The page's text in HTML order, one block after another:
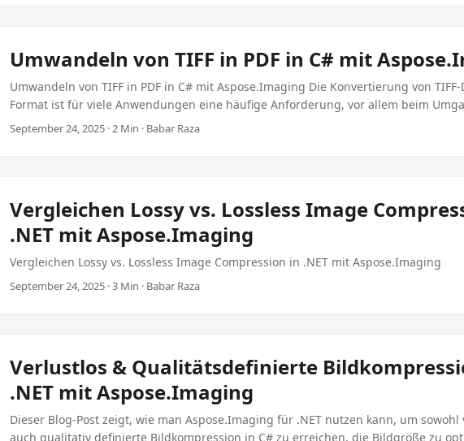
Umwandeln von TIFF in PDF in C# mit
Umwandeln von TIFF in PDF in C# mit Aspose.Imaging Die Konvertierung von TIFF-
Format ist für viele Anwendungen eine häufige Anforderung, vor allem beim
Dokumente oder High-Resolution-Bilder. Dieser Tutorial wird Sie durch den Prozess
Konvertierung von Filen TifF in pdf mit C#, die leistungsfähigen Funktionen der
ermöglichen Verschlüsselung und Passwortschutz, um sicherzustellen, dass Ihre
sicher sind. Voraussetzungen: Umwelt vorbereiten Um mit der Konvertierung von
zu beginnen, müssen Sie Ihre Entwicklungsumgebung ordnungsgemäß
September 24, 2025 · 2 Min · Babar Raza
Vergleichen Lossy vs. Lossless Image
.NET mit Aspose.Imaging
Vergleichen Lossy vs. Lossless Image Compression in .NET mit Aspose.Imaging
September 24, 2025 · 3 Min · Babar Raza
Verlustlos & Qualitätsdefinierte
.NET mit Aspose.Imaging
Dieser Blog-Post zeigt, wie man Aspose.Imaging für .NET nutzen kann, um sowohl
auch qualitativ definierte Bildkompression in C# zu erreichen, die Bildgröße zu